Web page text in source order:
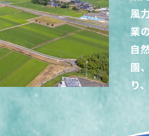
風
業
自
園
り